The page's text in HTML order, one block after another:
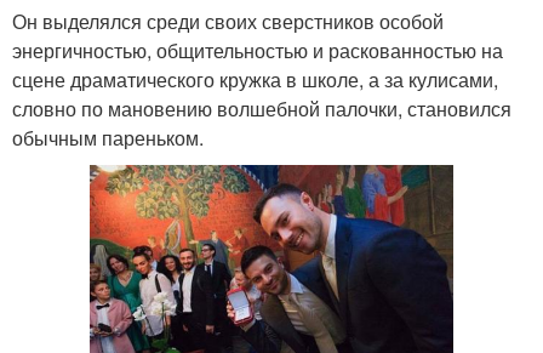
Он выделялся среди своих сверстников особой
энергичностью, общительностью и раскованностью на
сцене драматического кружка в школе, а за кулисами,
словно по мановению волшебной палочки, становился
обычным пареньком.